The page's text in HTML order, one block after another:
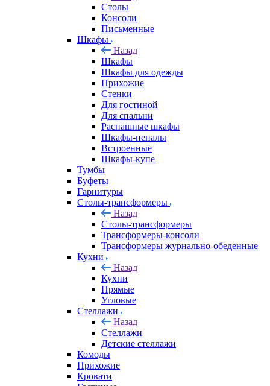
Столы
Консоли
Письменные
Шкафы
Назад
Шкафы
Шкафы для одежды
Прихожие
Стенки
Для гостиной
Для спальни
Распашные шкафы
Шкафы-пеналы
Встроенные
Шкафы-купе
Тумбы
Буфеты
Гарнитуры
Столы-трансформеры
Назад
Столы-трансформеры
Трансформеры-консоли
Трансформеры журнально-обеденные
Кухни
Назад
Кухни
Прямые
Угловые
Стеллажи
Назад
Стеллажи
Детские стеллажи
Комоды
Прихожие
Кровати